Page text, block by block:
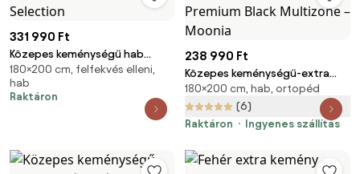
331 990 Ft
Közepes keménységű hab
matrac 180x200 cm Smooth
Vibe – Bonami Selection
180×200 cm, felfekvés elleni,
hab
Raktáron
238 990 Ft
Közepes keménységű-extra
kemény kétoldalas hab matrac
180x200 cm Premium Black
Multizone – Moonia
180×200 cm, hab, ortopéd
(6)
Raktáron
Ingyenes szállítás